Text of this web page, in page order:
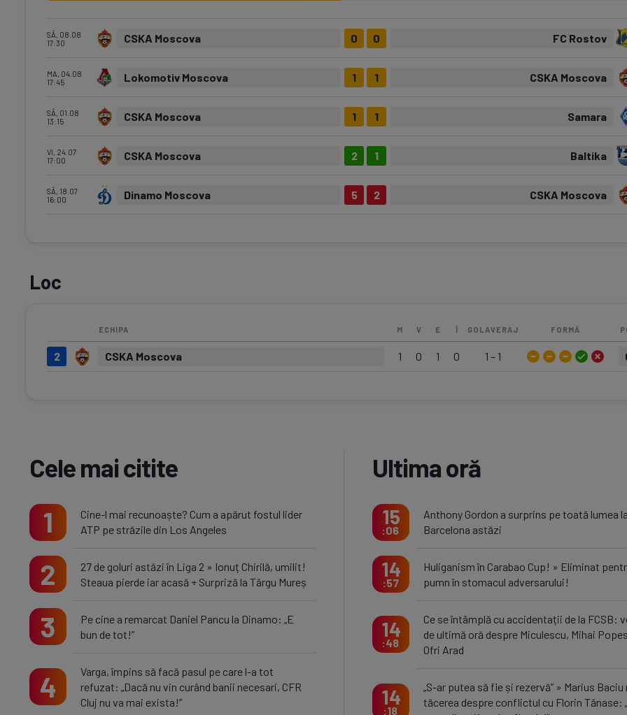
SÂ, 08.08
17:30
CSKA Moscova 0 FC Rostov
0
MA, 04.08
17:45
Lokomotiv Moscova 1 CSKA Moscova
1
SÂ, 01.08
13:15
CSKA Moscova 1 Samara
1
VI, 24.07
17:00
CSKA Moscova 2 Baltika
1
SÂ, 18.07
16:00
Dinamo Moscova 5 CSKA Moscova
2
Loc
ECHIPA M V E Î GOLAVERAJ FORMĂ
2 CSKA Moscova 1 0 1 0 1 – 1
Cele mai citite
1
Cine-l mai recunoaște? Cum a apărut fostul lider
ATP pe străzile din Los Angeles
2
27 de goluri astăzi în Liga 2 » Ionuț Chirilă, umilit!
Steaua pierde iar acasă + Surpriză la Târgu Mureș
3
Pe cine a remarcat Daniel Pancu la Dinamo: „E
bun de tot!”
4
Varga, împins să facă pasul pe care l-a tot
refuzat: „Dacă nu vin curând banii necesari, CFR
Cluj nu va mai exista!”
Ultima oră
15
06
Anthony Gordon a surprins pe toată lumea
Barcelona astăzi
14
57
Huliganism în Carabao Cup! » Eliminat
pumn în stomacul adversarului!
14
48
Ce se întâmplă cu accidentații de la FCSB:
de ultimă oră despre Miculescu, Mihai
Ofri Arad
14
18
„S-ar putea să fie și rezervă” » Marius Baciu
tăcerea despre conflictul cu Florin Tănase: